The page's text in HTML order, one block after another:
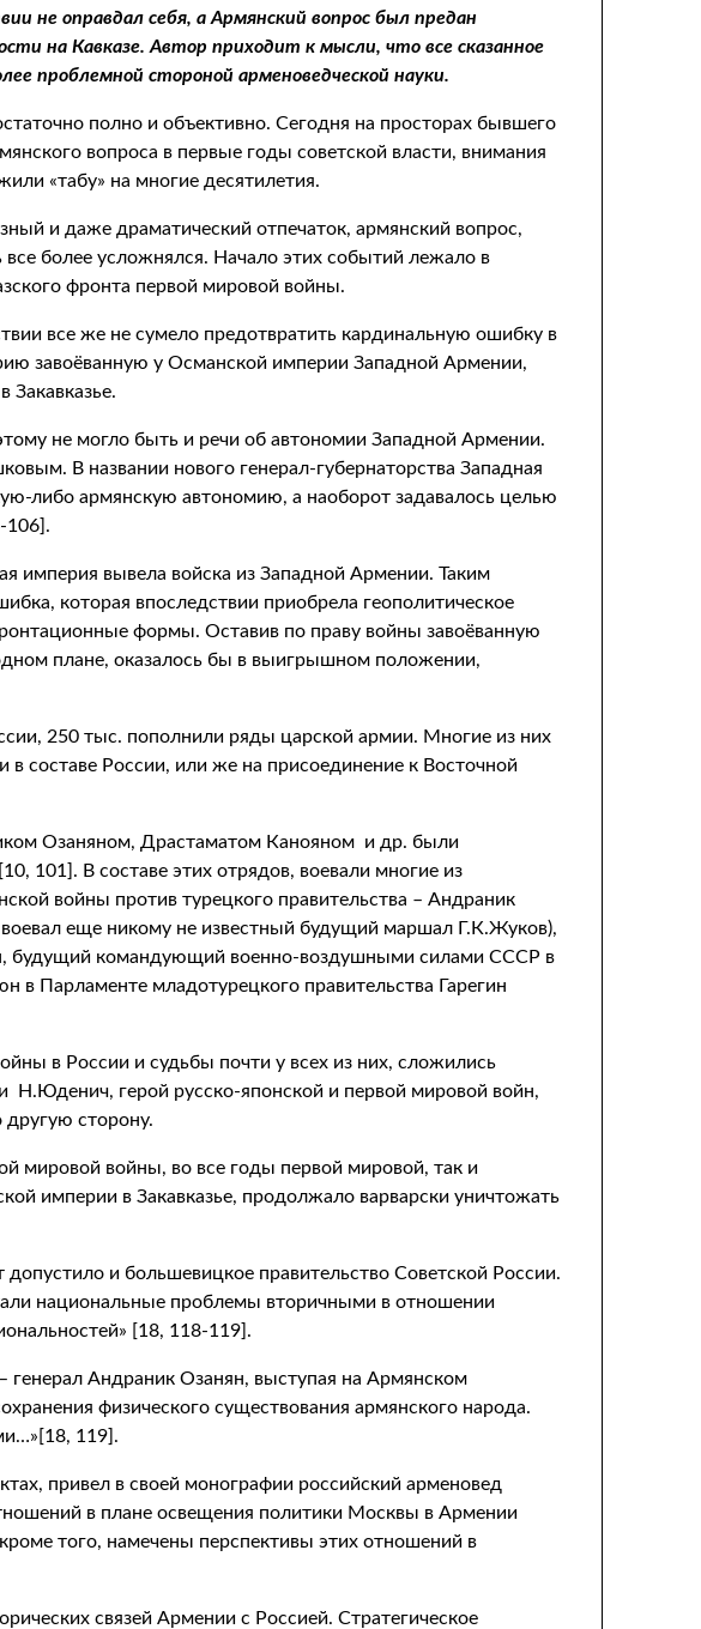
не оправдал себя, а Армянский вопрос был предан
на Кавказе. Автор приходит к мысли, что все сказанное
проблемной стороной арменоведческой науки.
полно и объективно. Сегодня на просторах бывшего
вопроса в первые годы советской власти, внимания
«табу» на многие десятилетия.
и даже драматический отпечаток, армянский вопрос,
более усложнялся. Начало этих событий лежало в
фронта первой мировой войны.
все же не сумело предотвратить кардинальную ошибку в
завоёванную у Османской империи Западной Армении,
Закавказье.
не могло быть и речи об автономии Западной Армении.
В названии нового генерал-губернаторства Западная
либо армянскую автономию, а наоборот задавалось целью
106].
империя вывела войска из Западной Армении. Таким
которая впоследствии приобрела геополитическое
формы. Оставив по праву войны завоёванную
плане, оказалось бы в выигрышном положении,
250 тыс. пополнили ряды царской армии. Многие из них
в составе России, или же на присоединение к Восточной
Озаняном, Драстаматом Канояном и др. были
101]. В составе этих отрядов, воевали многие из
войны против турецкого правительства – Андраник
еще никому не известный будущий маршал Г.К.Жуков),
будущий командующий военно-воздушными силами СССР в
Парламенте младотурецкого правительства Гарегин
в России и судьбы почти у всех из них, сложились
Н.Юденич, герой русско-японской и первой мировой войн,
сторону.
мировой войны, во все годы первой мировой, так и
империи в Закавказье, продолжало варварски уничтожать
допустило и большевицкое правительство Советской России.
национальные проблемы вторичными в отношении
[18, 118-119].
генерал Андраник Озанян, выступая на Армянском
физического существования армянского народа.
119].
привел в своей монографии российский арменовед
в плане освещения политики Москвы в Армении
того, намечены перспективы этих отношений в
связей Армении с Россией. Стратегическое